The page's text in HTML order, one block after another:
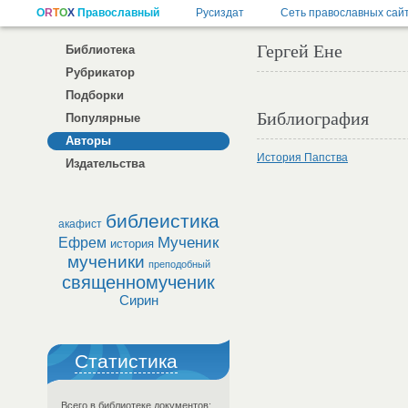
Библиотека
Рубрикатор
Подборки
Популярные
Авторы
Издательства
акафист библеистика
Ефрем история Мученик
мученики преподобный
священномученик
Сирин
Статистика
Всего в библиотеке документов:
Гергей Ене
Библиография
История Папства